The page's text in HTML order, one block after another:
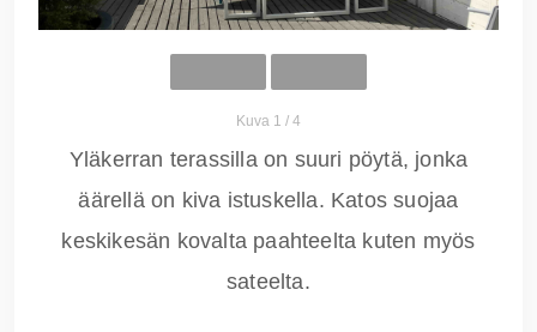
Kuva 1 / 4
Yläkerran terassilla on suuri pöytä, jonka
äärellä on kiva istuskella. Katos suojaa
keskikesän kovalta paahteelta kuten myös
sateelta.